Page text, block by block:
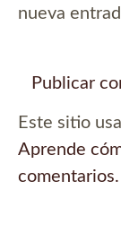
nueva
Este sitio
Aprende
comentarios.